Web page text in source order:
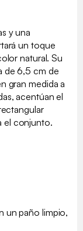
y una
un toque
natural. Su
de 6,5 cm de
gran medida a
acentúan el
el conjunto.
un paño limpio,